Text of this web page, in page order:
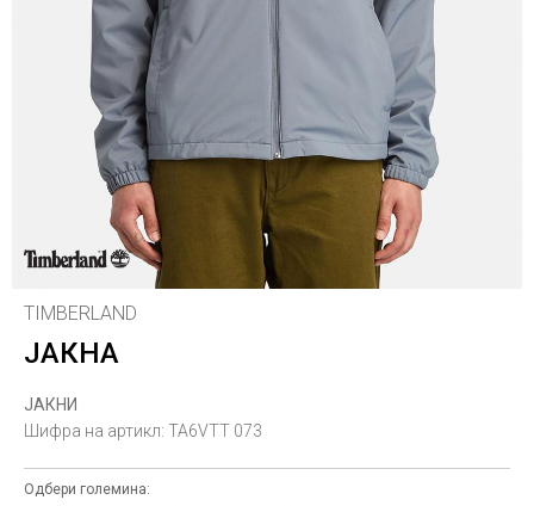
TIMBERLAND
ЈАКНА
ЈАКНИ
Шифра на артикл: TA6VTT 073
Одбери големина: